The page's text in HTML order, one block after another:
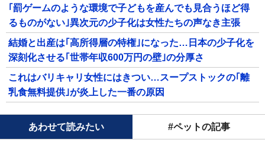
｢罰ゲームのような環境で子どもを産んでも見合うほど得
るものがない｣異次元の少子化は女性たちの声なき主張
結婚と出産は｢高所得層の特権｣になった…日本の少子化を
深刻化させる｢世帯年収600万円の壁｣の分厚さ
これはバリキャリ女性にはきつい…スープストックの｢離
乳食無料提供｣が炎上した一番の原因
あわせて読みたい #ペットの記事